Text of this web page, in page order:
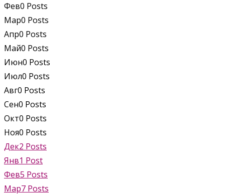
Фев0 Posts
Мар0 Posts
Апр0 Posts
Май0 Posts
Июн0 Posts
Июл0 Posts
Авг0 Posts
Сен0 Posts
Окт0 Posts
Ноя0 Posts
Дек2 Posts
Янв1 Post
Фев5 Posts
Мар7 Posts